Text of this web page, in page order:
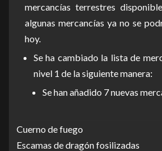
mercancías terrestres
algunas mercancías ya no se
hoy.
Se ha cambiado la lista de
nivel 1 de la siguiente manera:
Se han añadido 7 nuevas
Cuerno de fuego
Escamas de dragón fosilizadas